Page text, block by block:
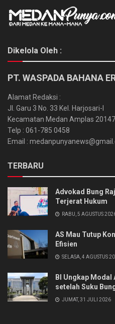
Dikelola Oleh :
PT. WASPADA BAHANA
Alamat Redaksi :
Jl. Garu 3 No. 33 Kel. Harjosari-I
Kecamatan Medan Amplas 20147
Telp : 061-785 0458
Email :
TERBARU
Advokad Bung
Terjerat Hukum
RABU, 5 AGUSTUS
AS Mau Tutup
Efisien
SELASA, 4 AGUSTUS
BI Ungkap Modal
setelah Suku
JUMAT, 31 JULI 2026